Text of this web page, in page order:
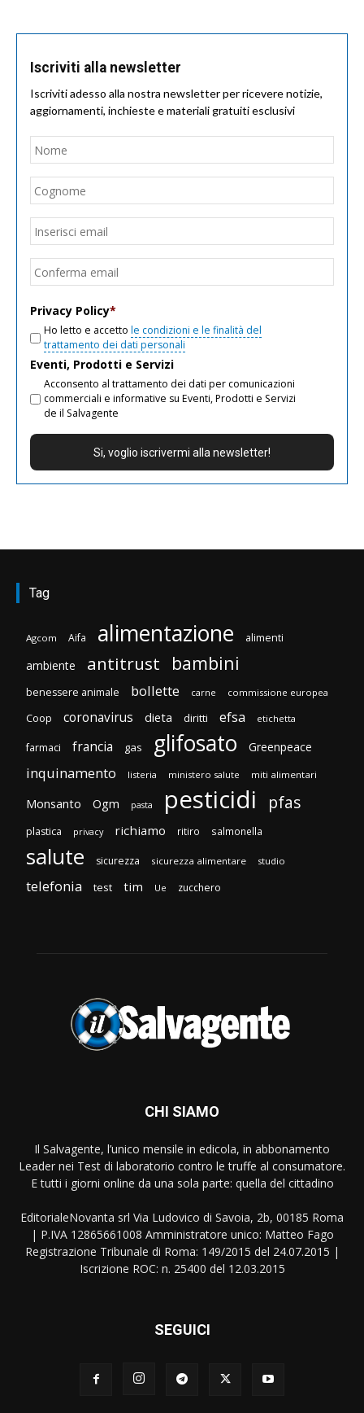
Iscriviti alla newsletter
Iscriviti adesso alla nostra newsletter per ricevere notizie,
aggiornamenti, inchieste e materiali gratuiti esclusivi
Nome
Email
Privacy Policy*
Ho letto e accetto le condizioni e le finalità del
trattamento dei dati personali
Eventi, Prodotti e Servizi
Acconsento al trattamento dei dati per comunicazioni
commerciali e informative su Eventi, Prodotti e Servizi
de il Salvagente
Tag
Agcom Aifa alimentazione alimenti
ambiente antitrust bambini
benessere animale bollette carne commissione europea
Coop coronavirus dieta diritti efsa etichetta
farmaci francia gas glifosato Greenpeace
inquinamento listeria ministero salute miti alimentari
Monsanto Ogm pasta pesticidi pfas
plastica privacy richiamo ritiro salmonella
salute sicurezza sicurezza alimentare studio
telefonia test tim Ue zucchero
CHI SIAMO
Il Salvagente, l’unico mensile in edicola, in abbonamento
Leader nei Test di laboratorio contro le truffe al consumatore.
E tutti i giorni online da una sola parte: quella del cittadino
EditorialeNovanta srl Via Ludovico di Savoia, 2b, 00185 Roma
| P.IVA 12865661008 Amministratore unico: Matteo Fago
Registrazione Tribunale di Roma: 149/2015 del 24.07.2015 |
Iscrizione ROC: n. 25400 del 12.03.2015
SEGUICI